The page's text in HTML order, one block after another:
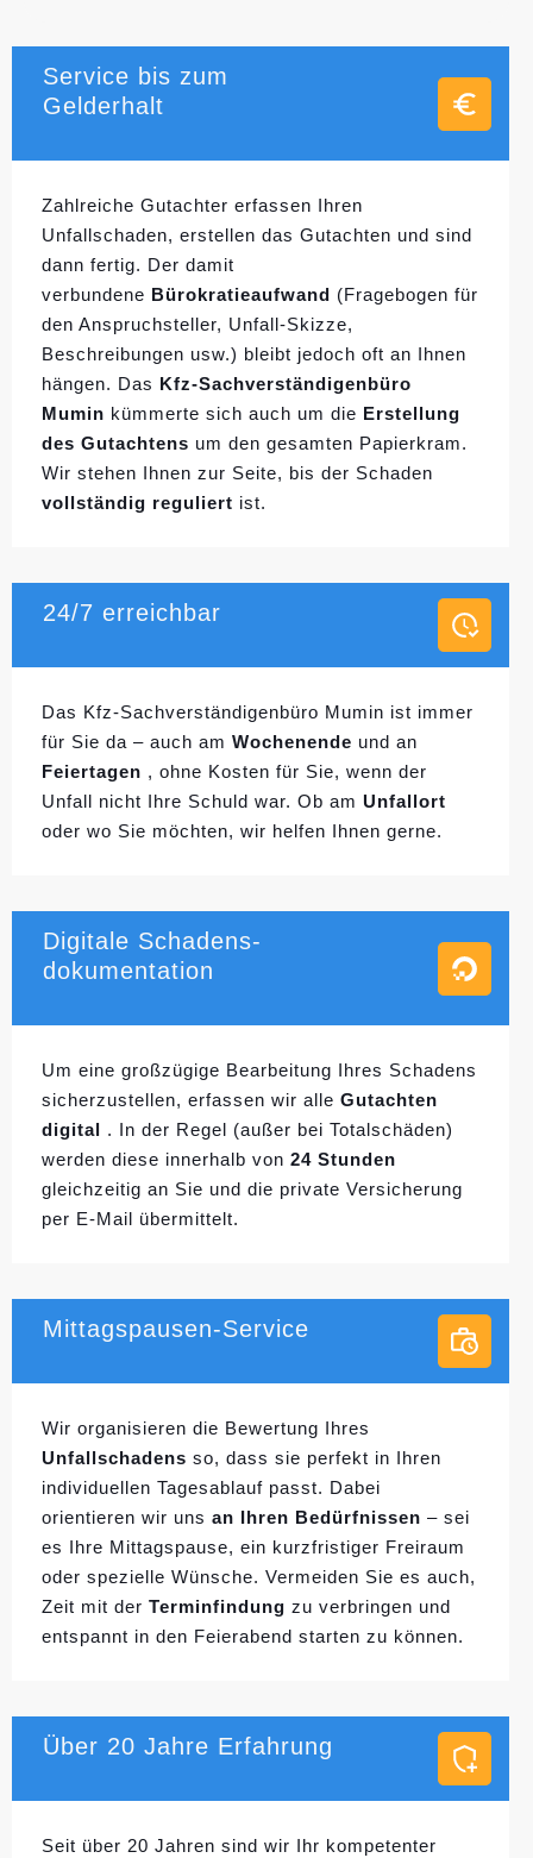
Service bis zum
Gelderhalt
Zahlreiche Gutachter erfassen Ihren
Unfallschaden, erstellen das Gutachten und sind
dann fertig. Der damit
verbundene Bürokratieaufwand (Fragebogen für
den Anspruchsteller, Unfall-Skizze,
Beschreibungen usw.) bleibt jedoch oft an Ihnen
hängen. Das Kfz-Sachverständigenbüro
Mumin kümmerte sich auch um die Erstellung
des Gutachtens um den gesamten Papierkram.
Wir stehen Ihnen zur Seite, bis der Schaden
vollständig reguliert ist.
24/7 erreichbar
Das Kfz-Sachverständigenbüro Mumin ist immer
für Sie da – auch am Wochenende und an
Feiertagen , ohne Kosten für Sie, wenn der
Unfall nicht Ihre Schuld war. Ob am Unfallort
oder wo Sie möchten, wir helfen Ihnen gerne.
Digitale Schadens-
dokumentation
Um eine großzügige Bearbeitung Ihres Schadens
sicherzustellen, erfassen wir alle Gutachten
digital . In der Regel (außer bei Totalschäden)
werden diese innerhalb von 24 Stunden
gleichzeitig an Sie und die private Versicherung
per E-Mail übermittelt.
Mittagspausen-Service
Wir organisieren die Bewertung Ihres
Unfallschadens so, dass sie perfekt in Ihren
individuellen Tagesablauf passt. Dabei
orientieren wir uns an Ihren Bedürfnissen – sei
es Ihre Mittagspause, ein kurzfristiger Freiraum
oder spezielle Wünsche. Vermeiden Sie es auch,
Zeit mit der Terminfindung zu verbringen und
entspannt in den Feierabend starten zu können.
Über 20 Jahre Erfahrung
Seit über 20 Jahren sind wir Ihr kompetenter